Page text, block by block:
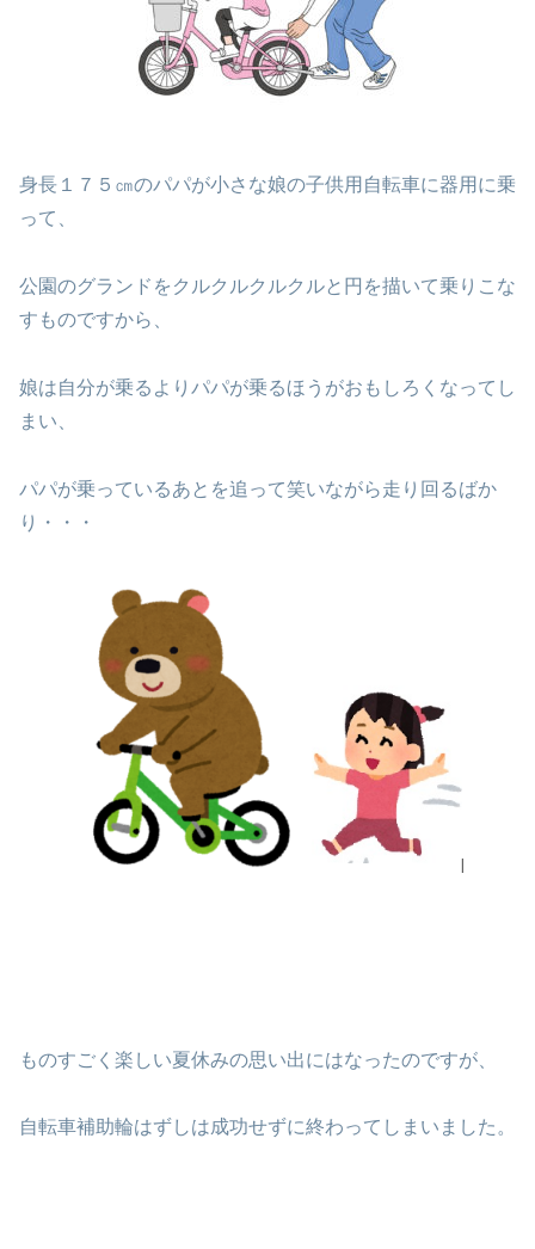
身長１７５㎝のパパが小さな娘の子供用自転車に器用に乗
って、
公園のグランドをクルクルクルクルと円を描いて乗りこな
すものですから、
娘は自分が乗るよりパパが乗るほうがおもしろくなってし
まい、
パパが乗っているあとを追って笑いながら走り回るばか
り・・・
ものすごく楽しい夏休みの思い出にはなったのですが、
自転車補助輪はずしは成功せずに終わってしまいました。